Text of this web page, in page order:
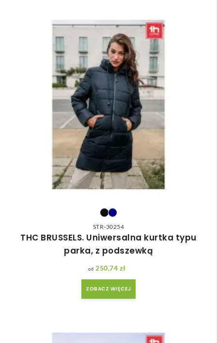
STR-30254
THC BRUSSELS. Uniwersalna kurtka typu
parka, z podszewką
250,74 zł
ZOBACZ WIĘCEJ